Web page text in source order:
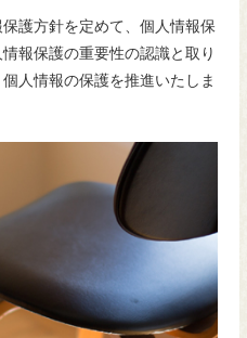
護方針を定めて、個人情報保
報保護の重要性の認識と取り
人情報の保護を推進いたしま